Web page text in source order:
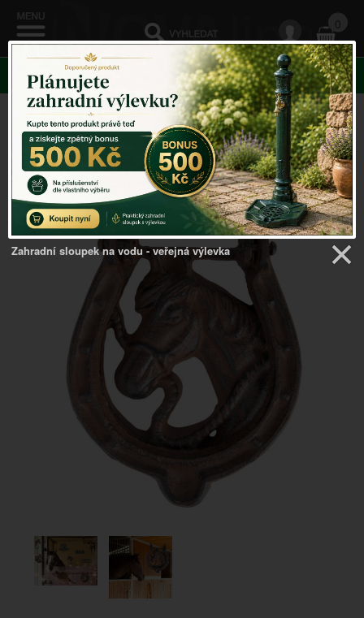
0
KATEGORIE
Venkovský domov ->Klepadla na dveře-> Klepadlo na
dveře podkova 11,7x16x2,9cm
Zahradní sloupek na vodu - veřejná výlevka